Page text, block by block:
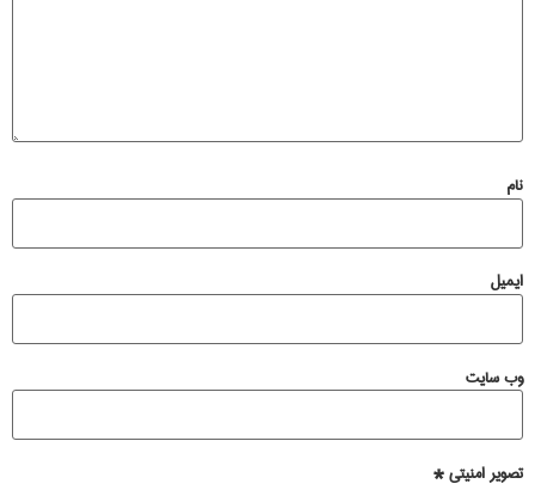
نام
ایمیل
وب‌ سایت
تصویر امنیتی*